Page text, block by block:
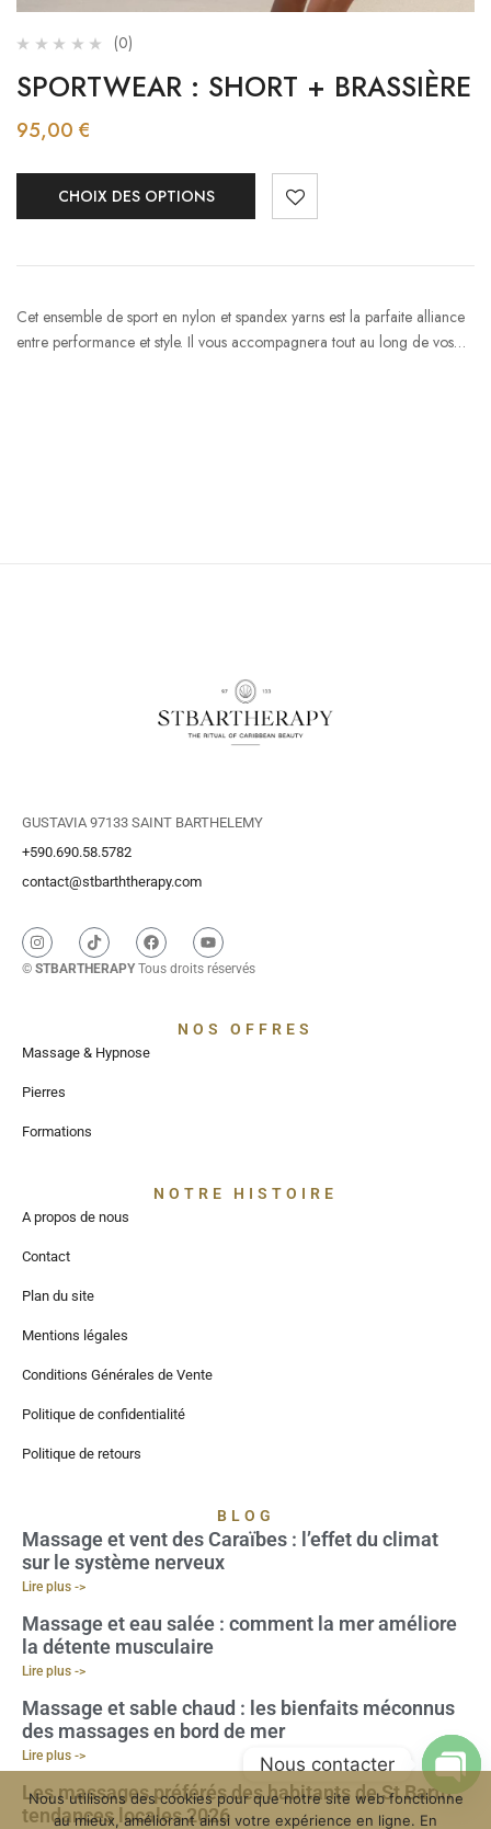
(0)
SPORTWEAR : SHORT + BRASSIÈRE
95,00 €
CHOIX DES OPTIONS
Cet ensemble de sport en nylon et spandex yarns est la parfaite alliance
entre performance et style. Il vous accompagnera tout au long de vos…
GUSTAVIA 97133 SAINT BARTHELEMY
+590.690.58.5782
contact@stbarththerapy.com
© STBARTHERAPY Tous droits réservés
NOS OFFRES
Massage & Hypnose
Pierres
Formations
NOTRE HISTOIRE
A propos de nous
Contact
Plan du site
Mentions légales
Conditions Générales de Vente
Politique de confidentialité
Politique de retours
BLOG
Massage et vent des Caraïbes : l’effet du climat
sur le système nerveux
Lire plus ->
Massage et eau salée : comment la mer améliore
la détente musculaire
Lire plus ->
Massage et sable chaud : les bienfaits méconnus
des massages en bord de mer
Lire plus ->
Les massages préférés des habitants de St Barth :
tendances locales 2026
Nous utilisons des cookies pour que notre site web fonctionne
au mieux, améliorant ainsi votre expérience en ligne. En
Nous contacter